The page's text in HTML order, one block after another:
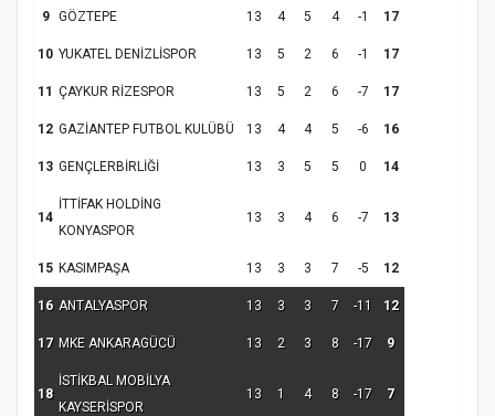
Etkinliği
Türkiye’de insanlar dinle bağlarını
koparıyor mu?
9 GÖZTEPE 13 4 5 4 -1 17
10 YUKATEL DENİZLİSPOR 13 5 2 6 -1 17
11 ÇAYKUR RİZESPOR 13 5 2 6 -7 17
12 GAZİANTEP FUTBOL KULÜBÜ 13 4 4 5 -6 16
13 GENÇLERBİRLİĞİ 13 3 5 5 0 14
14
İTTİFAK HOLDİNG
KONYASPOR
13 3 4 6 -7 13
15 KASIMPAŞA 13 3 3 7 -5 12
16 ANTALYASPOR 13 3 3 7 -11 12
17 MKE ANKARAGÜCÜ 13 2 3 8 -17 9
18
İSTİKBAL MOBİLYA
KAYSERİSPOR
13 1 4 8 -17 7